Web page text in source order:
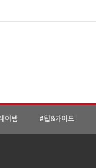
어템 #팁&가이드